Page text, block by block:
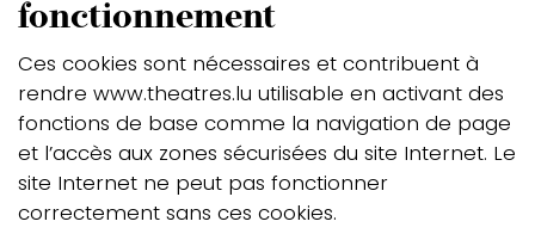
fonctionnement
Ces cookies sont nécessaires et contribuent à
rendre www.theatres.lu utilisable en activant des
fonctions de base comme la navigation de page
et l’accès aux zones sécurisées du site Internet. Le
site Internet ne peut pas fonctionner
correctement sans ces cookies.